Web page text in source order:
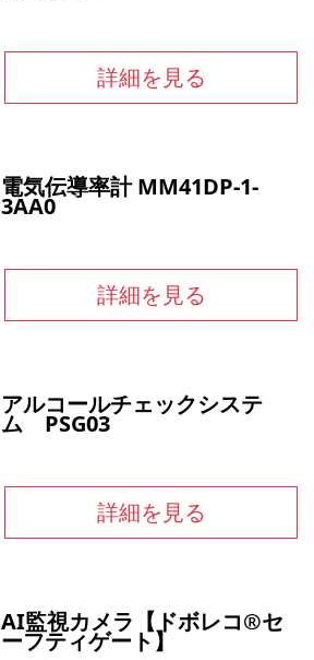
詳細を見る
電気伝導率計 MM41DP-1-
3AA0
詳細を見る
アルコールチェックシステ
ム PSG03
詳細を見る
AI監視カメラ【ドボレコ®セ
ーフティゲート】